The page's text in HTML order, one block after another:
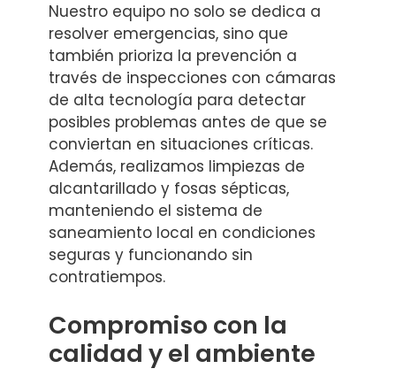
Nuestro equipo no solo se dedica a
resolver emergencias, sino que
también prioriza la prevención a
través de inspecciones con cámaras
de alta tecnología para detectar
posibles problemas antes de que se
conviertan en situaciones críticas.
Además, realizamos limpiezas de
alcantarillado y fosas sépticas,
manteniendo el sistema de
saneamiento local en condiciones
seguras y funcionando sin
contratiempos.
Compromiso con la
calidad y el ambiente